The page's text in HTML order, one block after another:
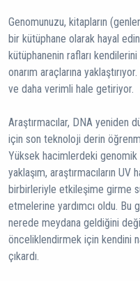
Genomunuzu, kitapların
bir kütüphane olarak hayal
kütüphanenin rafları
onarım araçlarına
ve daha verimli hale getiriyor.
Araştırmacılar, DNA yeniden
için son teknoloji derin
Yüksek hacimlerdeki genomik
yaklaşım, araştırmacıların
birbirleriyle etkileşime girme
etmelerine yardımcı oldu. Bu
nerede meydana geldiğini
önceliklendirmek için kendini
çıkardı.